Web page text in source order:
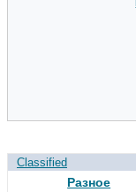
Classified
Разное